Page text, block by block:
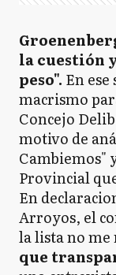
la cuestión
peso". En
macrismo
Concejo
motivo de
Cambiemos"
Provincial
En
Arroyos, el
la lista no me
que